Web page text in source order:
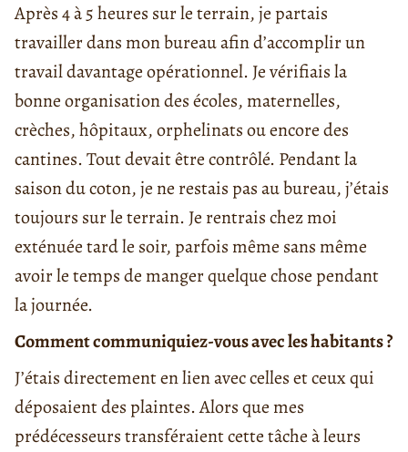
Après 4 à 5 heures sur le terrain, je partais
travailler dans mon bureau afin d’accomplir un
travail davantage opérationnel. Je vérifiais la
bonne organisation des écoles, maternelles,
crèches, hôpitaux, orphelinats ou encore des
cantines. Tout devait être contrôlé. Pendant la
saison du coton, je ne restais pas au bureau, j’étais
toujours sur le terrain. Je rentrais chez moi
exténuée tard le soir, parfois même sans même
avoir le temps de manger quelque chose pendant
la journée.
Comment communiquiez-vous avec les habitants ?
J’étais directement en lien avec celles et ceux qui
déposaient des plaintes. Alors que mes
prédécesseurs transféraient cette tâche à leurs